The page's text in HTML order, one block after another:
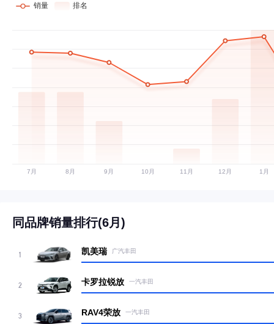
同品牌销量排行(6月)
1 凯美瑞 广汽丰田
2 卡罗拉锐放 一汽丰田
3 RAV4荣放 一汽丰田